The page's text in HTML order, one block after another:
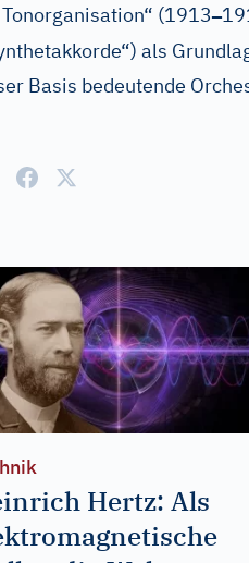
(1913–
als
Basis bedeutende
Hertz: Als